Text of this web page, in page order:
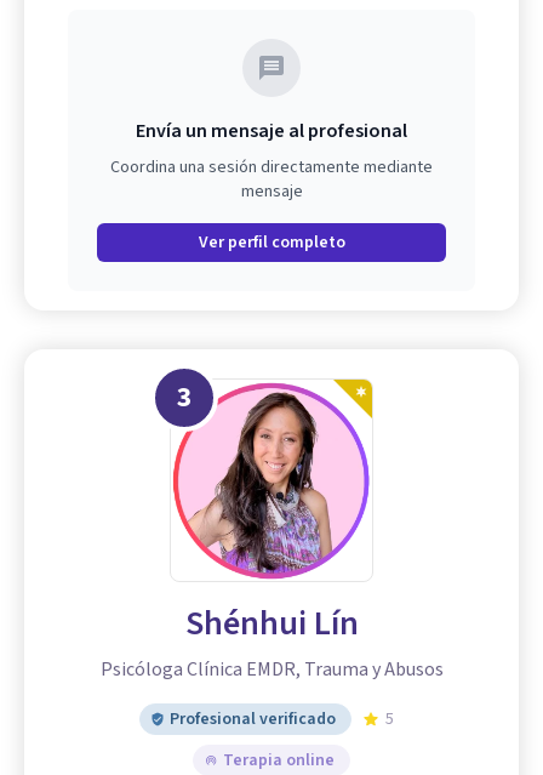
Envía un mensaje al profesional
Coordina una sesión directamente mediante
mensaje
Ver perfil completo
3
Shénhui Lín
Psicóloga Clínica EMDR, Trauma y Abusos
Profesional verificado
5
Terapia online